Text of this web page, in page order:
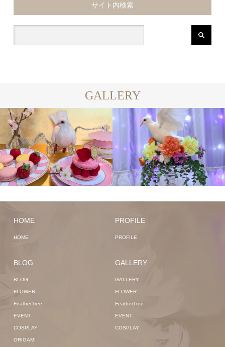
サイト内検索
GALLERY
HOME
HOME
PROFILE
PROFILE
BLOG
BLOG
FLOWER
FeatherTree
EVENT
COSPLAY
ORIGAMI
GALLERY
GALLERY
FLOWER
FeatherTree
EVENT
COSPLAY